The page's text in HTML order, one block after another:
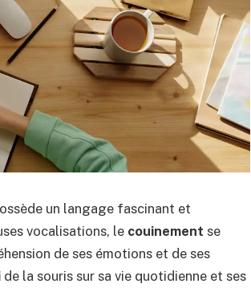
un langage fascinant et
vocalisations, le couinement se
de ses émotions et de ses
de la souris sur sa vie quotidienne et ses